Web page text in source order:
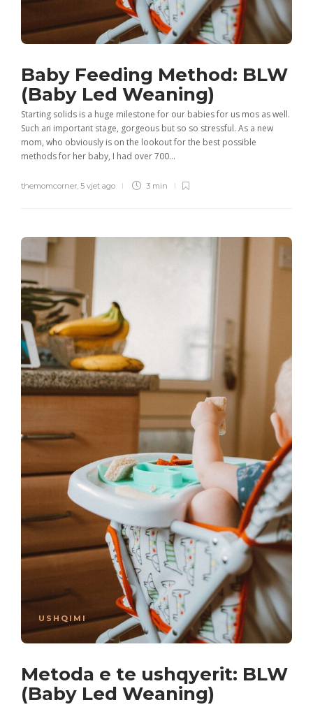
Baby Feeding Method: BLW
(Baby Led Weaning)
Starting solids is a huge milestone for our babies for us mos as well.
Such an important stage, gorgeous but so so stressful. As a new
mom, who obviously is on the lookout for the best possible
methods for her baby, I had over 700...
themomcorner, 5 vjet ago 3 min
USHQIMI
Metoda e te ushqyerit: BLW
(Baby Led Weaning)